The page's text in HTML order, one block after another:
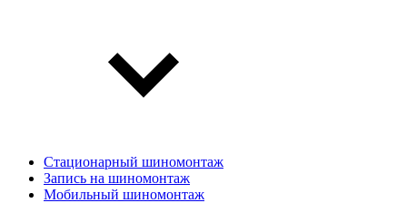
Стационарный шиномонтаж
Запись на шиномонтаж
Мобильный шиномонтаж